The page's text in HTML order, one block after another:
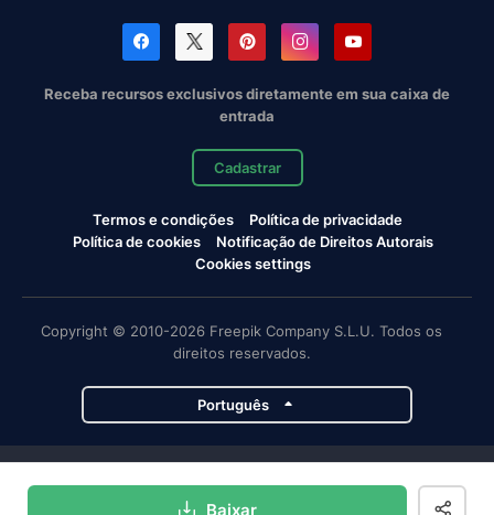
Baixar
Receba recursos exclusivos diretamente em sua caixa de
entrada
Cadastrar
Termos e condições
Política de privacidade
Política de cookies
Notificação de Direitos Autorais
Cookies settings
Copyright © 2010-2026 Freepik Company S.L.U. Todos os
direitos reservados.
Português